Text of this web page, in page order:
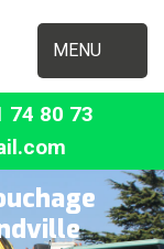
MENU
74 80 73